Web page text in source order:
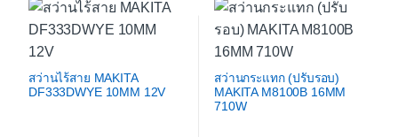
สว่านไร้สาย MAKITA
DF333DWYE 10MM 12V
สว่านกระแทก (ปรับรอบ)
MAKITA M8100B 16MM
710W